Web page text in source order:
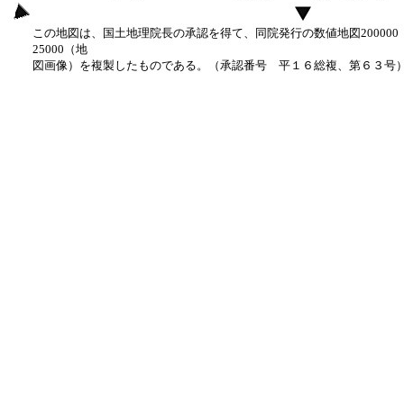
この地図は、国土地理院長の承認を得て、同院発行の数値地図
25000（地
図画像）を複製したものである。（承認番号 平１６総複、第６３号